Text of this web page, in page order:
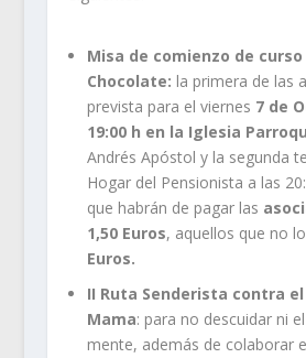
Misa de comienzo de curso
Chocolate: la primera de las
prevista para el viernes 7 de
19:00 h en la Iglesia
Andrés Apóstol y la segunda
Hogar del Pensionista a las
que habrán de pagar las
1,50 Euros, aquellos que no
Euros.
II Ruta Senderista contra el
Mama: para no descuidar ni
mente, además de colaborar